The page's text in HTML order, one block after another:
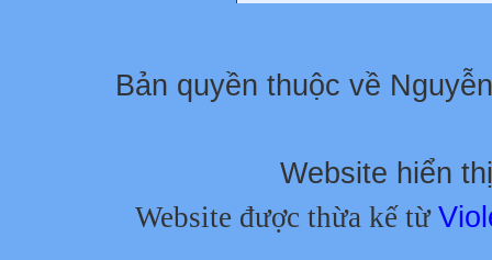
Bản quyền thuộc về
Website hiển
Website được thừa kế từ